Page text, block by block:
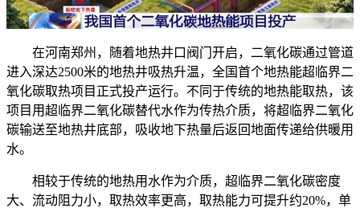
在河南郑州，随着地热井口阀门开启，二氧化碳通过管道
进入深达2500米的地热井吸热升温，全国首个地热能超临界二
氧化碳取热项目正式投产运行。不同于传统的地热能取热，该
项目用超临界二氧化碳替代水作为传热介质，将超临界二氧化
碳输送至地热井底部，吸收地下热量后返回地面传递给供暖用
水。
相较于传统的地热用水作为介质，超临界二氧化碳密度
大、流动阻力小，取热效率更高，取热能力可提升约20%，单